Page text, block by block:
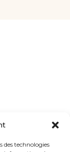
des technologies